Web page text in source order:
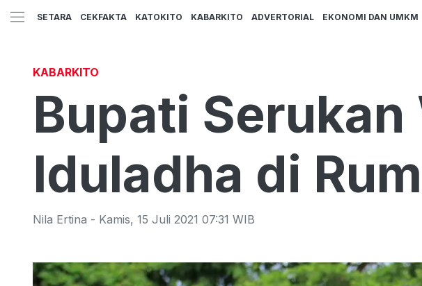
SETARA CEKFAKTA KATOKITO KABARKITO ADVERTORIAL EKONOMI DAN UMKM
KABARKITO
Bupati
Iduladha di
Nila Ertina - Kamis, 15 Juli 2021 07:31 WIB